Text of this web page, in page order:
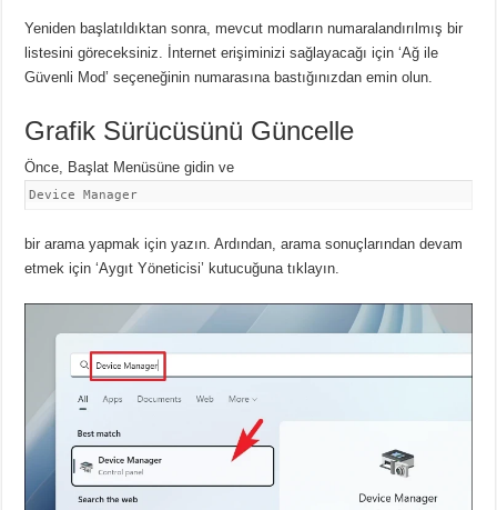
Yeniden başlatıldıktan sonra, mevcut modların numaralandırılmış bir
listesini göreceksiniz.
İnternet erişiminizi sağlayacağı için ‘Ağ ile
Güvenli Mod’ seçeneğinin numarasına bastığınızdan emin olun.
Grafik Sürücüsünü Güncelle
Önce, Başlat Menüsüne gidin ve
Device Manager
bir arama yapmak için yazın.Ardından, arama sonuçlarından devam
etmek için ‘Aygıt Yöneticisi’ kutucuğuna tıklayın.